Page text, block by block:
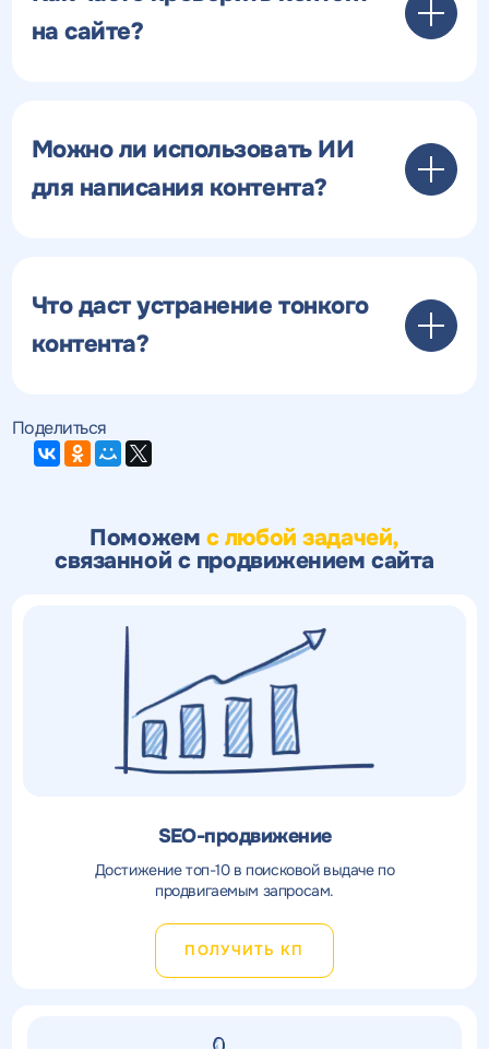
на сайте?
Можно ли использовать ИИ
для написания контента?
Что даст устранение тонкого
контента?
Поделиться
Поможем с любой задачей,
связанной с продвижением сайта
SEO-продвижение
Достижение топ-10 в поисковой выдаче по
продвигаемым запросам.
ПОЛУЧИТЬ КП